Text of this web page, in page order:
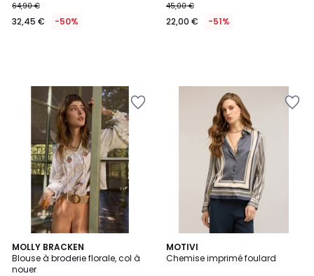
64,90 €
32,45 € -50%
45,00 €
22,00 € -51%
MOLLY BRACKEN
Blouse à broderie florale, col à
nouer
MOTIVI
Chemise imprimé foulard